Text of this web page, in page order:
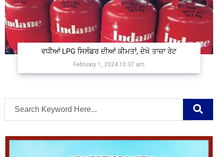
ਵਧੀਆਂ LPG ਸਿਲੰਡਰ ਦੀਆਂ ਕੀਮਤਾਂ, ਦੇਖੋ ਤਾਜ਼ਾ ਰੇਟ
February 1, 2024 10:37 am